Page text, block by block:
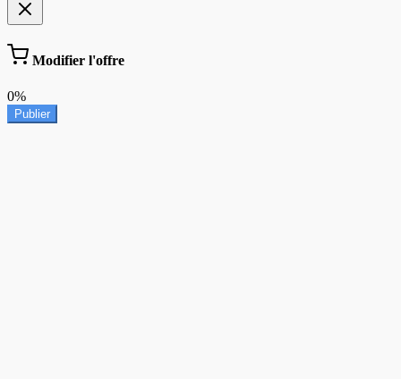
Modifier l'offre
0%
Publier